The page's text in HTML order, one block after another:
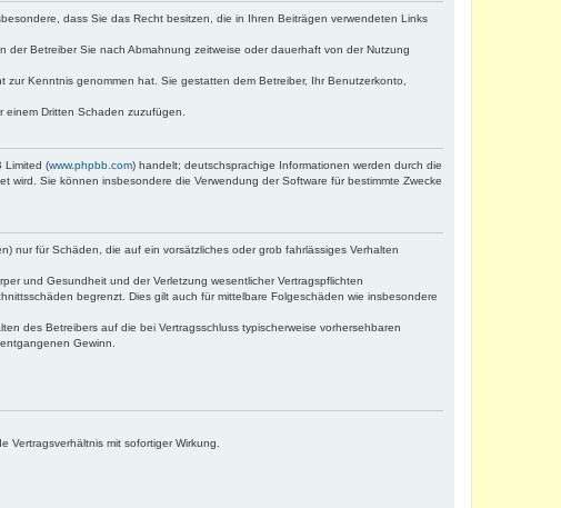
dass Sie das Recht besitzen, die in Ihren Beiträgen verwendeten Links
Betreiber Sie nach Abmahnung zeitweise oder dauerhaft von der Nutzung
Kenntnis genommen hat. Sie gestatten dem Betreiber, Ihr Benutzerkonto,
Dritten Schaden zuzufügen.
Limited (www.phpbb.com) handelt; deutschsprachige Informationen werden durch die
Sie können insbesondere die Verwendung der Software für bestimmte Zwecke
nur für Schäden, die auf ein vorsätzliches oder grob fahrlässiges Verhalten
und Gesundheit und der Verletzung wesentlicher Vertragspflichten
begrenzt. Dies gilt auch für mittelbare Folgeschäden wie insbesondere
des Betreibers auf die bei Vertragsschluss typischerweise vorhersehbaren
Gewinn.
mit sofortiger Wirkung.